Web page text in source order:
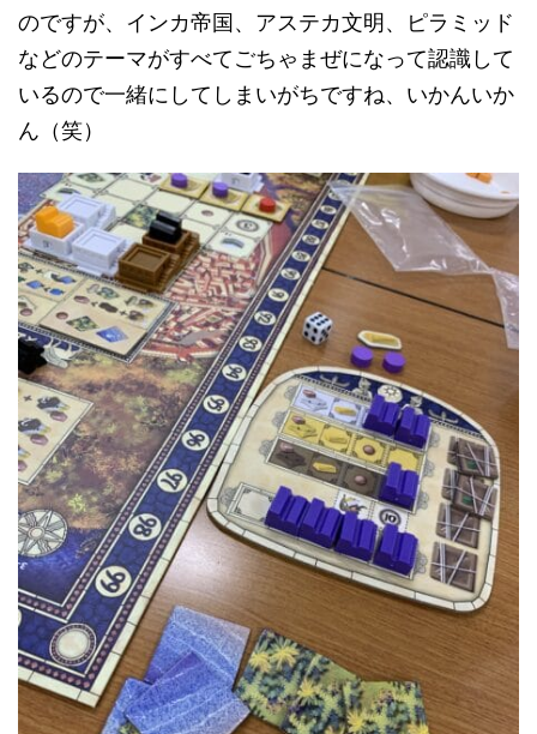
のですが、インカ帝国、アステカ文明、ピラミッド
などのテーマがすべてごちゃまぜになって認識して
いるので一緒にしてしまいがちですね、いかんいか
ん（笑）